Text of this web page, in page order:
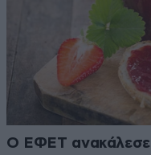
Ο ΕΦΕΤ ανακάλεσε